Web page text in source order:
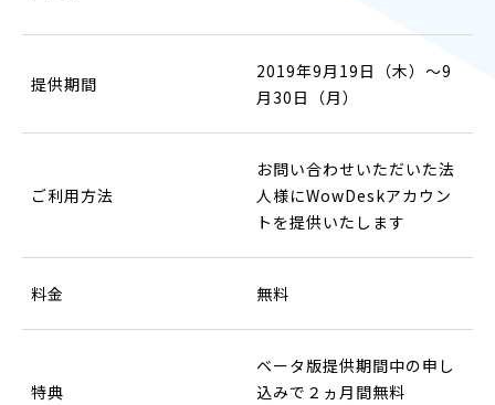
提供期間
2019年9月19日（木）〜9
月30日（月）
ご利用方法
お問い合わせいただいた法
人様にWowDeskアカウン
トを提供いたします
料金 無料
特典
ベータ版提供期間中の申し
込みで２ヵ月間無料